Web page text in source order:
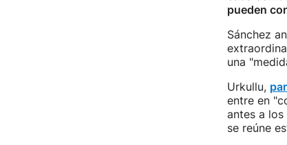
pueden
Sánchez
una
Urkullu,
entre en
antes a
se reúne